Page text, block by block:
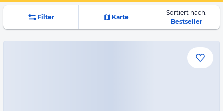
Filter Karte
Sortiert nach:
Bestseller